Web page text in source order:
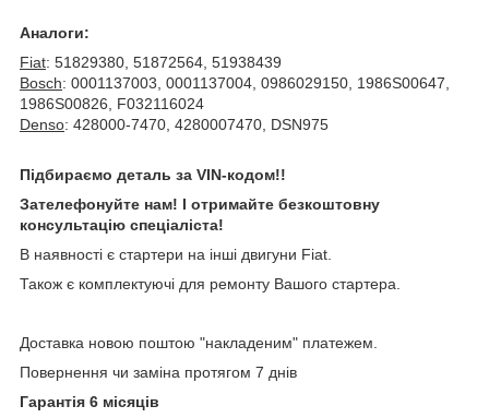
Аналоги:
Fiat: 51829380, 51872564, 51938439
Bosch: 0001137003, 0001137004, 0986029150, 1986S00647,
1986S00826, F032116024
Denso: 428000-7470, 4280007470, DSN975
Підбираємо деталь за VIN-кодом!!
Зателефонуйте нам! І отримайте безкоштовну
консультацію спеціаліста!
В наявності є стартери на інші двигуни Fiat.
Також є комплектуючі для ремонту Вашого стартера.
Доставка новою поштою "накладеним" платежем.
Повернення чи заміна протягом 7 днів
Гарантія 6 місяців